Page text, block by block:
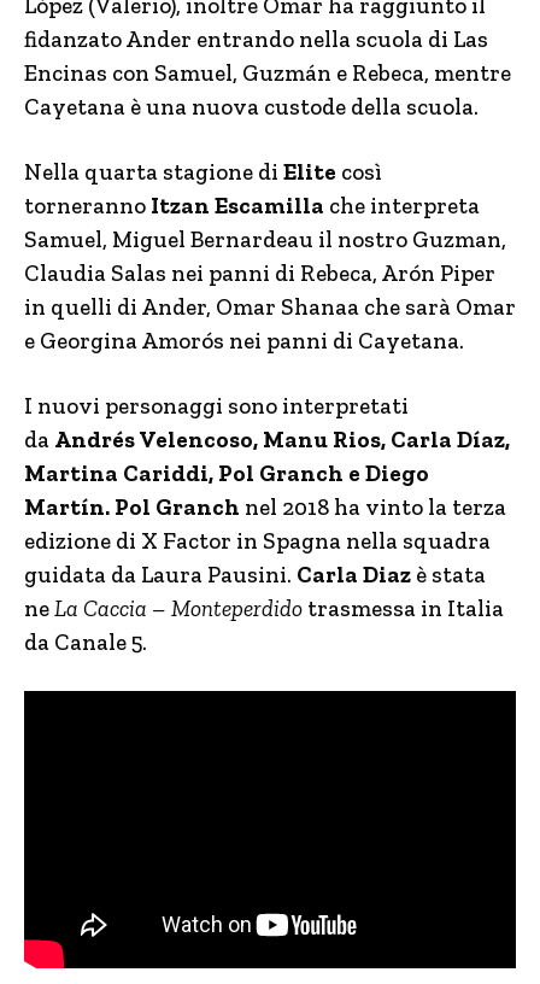
fidanzato Ander entrando nella scuola di Las
Encinas con Samuel, Guzmán e Rebeca, mentre
Cayetana è una nuova custode della scuola.
Nella quarta stagione di Elite così
torneranno Itzan Escamilla che interpreta
Samuel, Miguel Bernardeau il nostro Guzman,
Claudia Salas nei panni di Rebeca, Arón Piper
in quelli di Ander, Omar Shanaa che sarà Omar
e Georgina Amorós nei panni di Cayetana.
I nuovi personaggi sono interpretati
da Andrés Velencoso, Manu Rios, Carla Díaz,
Martina Cariddi, Pol Granch e Diego
Martín. Pol Granch nel 2018 ha vinto la terza
edizione di X Factor in Spagna nella squadra
guidata da Laura Pausini. Carla Diaz è stata
ne La Caccia – Monteperdido trasmessa in Italia
da Canale 5.